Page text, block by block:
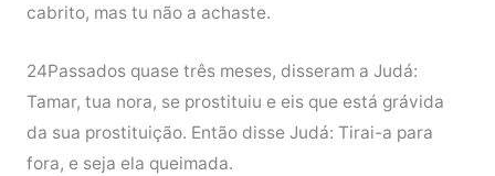
cabrito, mas tu não a achaste.
24Passados quase três meses, disseram a Judá:
Tamar, tua nora, se prostituiu e eis que está grávida
da sua prostituição. Então disse Judá: Tirai-a para
fora, e seja ela queimada.